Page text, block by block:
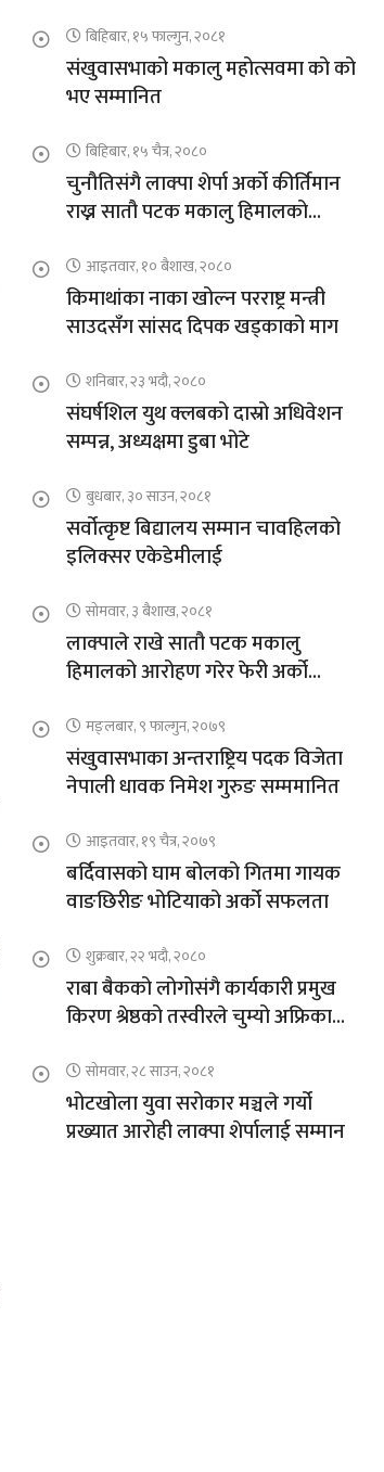
बिहिबार, १५ फाल्गुन, २०८१
संखुवासभाको मकालु महोत्सवमा को को
भए सम्मानित
बिहिबार, १५ चैत्र, २०८०
चुनौतिसंगै लाक्पा शेर्पा अर्को कीर्तिमान
राख्न सातौ पटक मकालु हिमालको
आइतवार, १० बैशाख, २०८०
किमाथांका नाका खोल्न परराष्ट्र मन्त्री
साउदसँग सांसद दिपक खड्काको माग
शनिबार, २३ भदौ, २०८०
संघर्षशिल युथ क्लबको दास्रो अधिवेशन
सम्पन्न, अध्यक्षमा डुबा भोटे
बुधबार, ३० साउन, २०८१
सर्वोत्कृष्ट बिद्यालय सम्मान चावहिलको
इलिक्सर एकेडेमीलाई
सोमवार, ३ बैशाख, २०८१
लाक्पाले राखे सातौ पटक मकालु
हिमालको आरोहण गरेर फेरी अर्को
मङ्लबार, ९ फाल्गुन, २०७९
संखुवासभाका अन्तराष्ट्रिय पदक विजेता
नेपाली धावक निमेश गुरुङ सम्ममानित
आइतवार, १९ चैत्र, २०७९
बर्दिवासको घाम बोलको गितमा गायक
वाङछिरीङ भोटियाको अर्को सफलता
शुक्रबार, २२ भदौ, २०८०
राबा बैकको लोगोसंगै कार्यकारी प्रमुख
किरण श्रेष्ठको तस्वीरले चुम्यो अफ्रिकाको
सोमवार, २८ साउन, २०८१
भोटखोला युवा सरोकार मञ्चले गर्यो
प्रख्यात आरोही लाक्पा शेर्पालाई सम्मान